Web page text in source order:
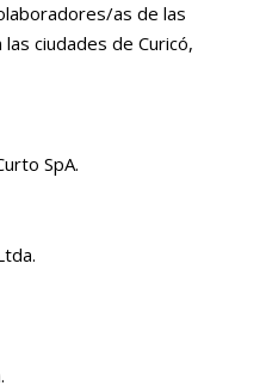
as de las
ciudades de Curicó,
SpA.